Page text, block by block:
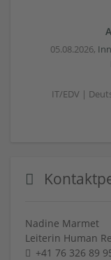
05.08.2026,
IT/EDV |
Nadine Marmet
Leiterin Human
+41 76 326 89